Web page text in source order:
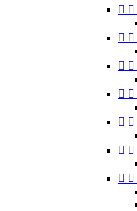
 
 
 
 
 
 
 